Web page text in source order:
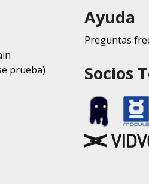
prueba)
Ayuda
Preguntas
Socios